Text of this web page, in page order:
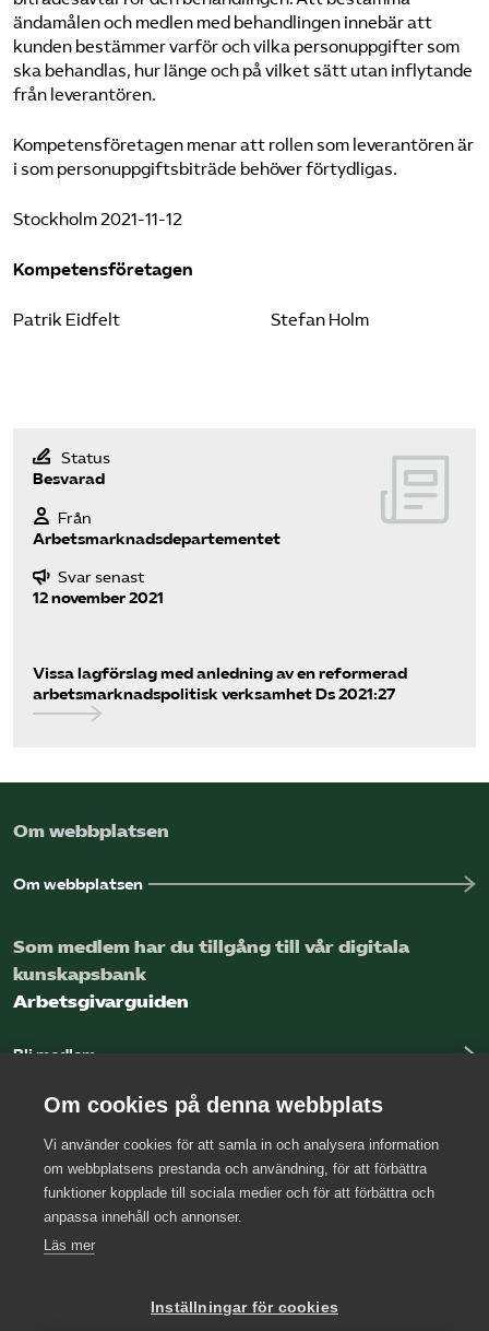
ändamålen och medlen med behandlingen innebär att
kunden bestämmer varför och vilka personuppgifter som
ska behandlas, hur länge och på vilket sätt utan inflytande
från leverantören.
Kompetensföretagen menar att rollen som leverantören är
i som personuppgiftsbiträde behöver förtydligas.
Stockholm 2021-11-12
Kompetensföretagen
Patrik Eidfelt Stefan Holm
Status
Besvarad
Från
Arbetsmarknadsdepartementet
Svar senast
12 november 2021
Vissa lagförslag med anledning av en reformerad
arbetsmarknadspolitisk verksamhet Ds 2021:27
Om webbplatsen
Om webbplatsen
Som medlem har du tillgång till vår digitala
kunskapsbank
Arbetsgivarguiden
Bli medlem
Kontakta oss
Press
Om cookies på denna webbplats
Vi använder cookies för att samla in och analysera information
om webbplatsens prestanda och användning, för att förbättra
funktioner kopplade till sociala medier och för att förbättra och
anpassa innehåll och annonser.
Läs mer
Inställningar för cookies